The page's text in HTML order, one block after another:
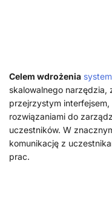
Celem wdrożenia
skalowalnego narzędzia,
przejrzystym
rozwiązaniami do
uczestników. W
komunikację z
prac.